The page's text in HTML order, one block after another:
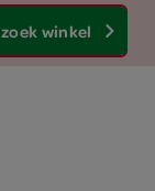
zoek winkel